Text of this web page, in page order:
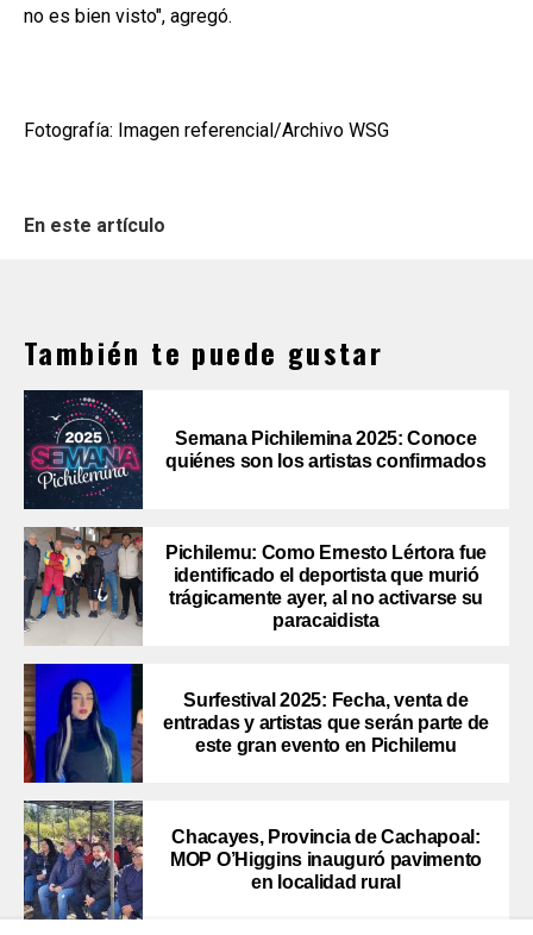
no es bien visto", agregó.
Fotografía: Imagen referencial/Archivo WSG
En este artículo
También te puede gustar
Semana Pichilemina 2025: Conoce
quiénes son los artistas confirmados
Pichilemu: Como Ernesto Lértora fue
identificado el deportista que murió
trágicamente ayer, al no activarse su
paracaidista
Surfestival 2025: Fecha, venta de
entradas y artistas que serán parte de
este gran evento en Pichilemu
Chacayes, Provincia de Cachapoal:
MOP O’Higgins inauguró pavimento
en localidad rural